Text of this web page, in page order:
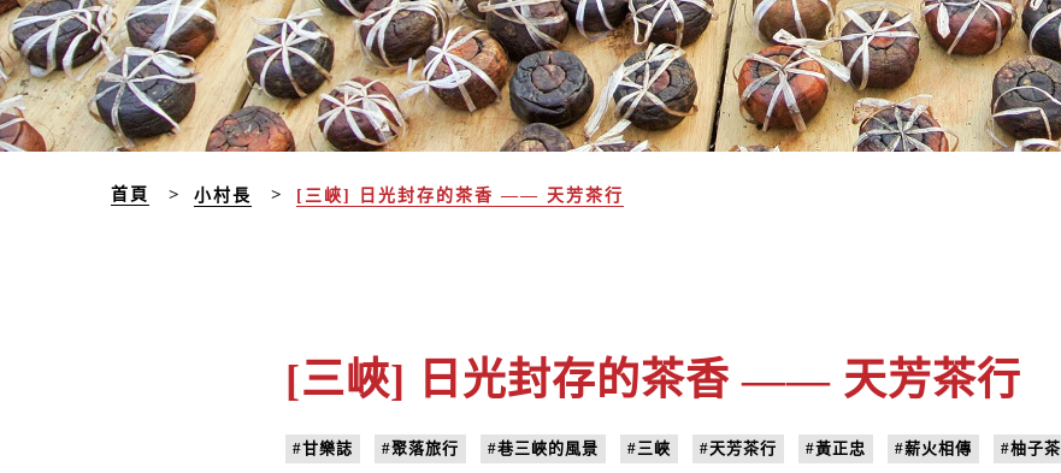
首頁 小村長 [三峽] 日光封存的茶香 —— 天芳茶行
[三峽] 日光封存的茶香 —— 天芳茶行
#甘樂誌 #聚落旅行 #巷三峽的風景 #三峽 #天芳茶行 #黃正忠 #薪火相傳 #柚子茶